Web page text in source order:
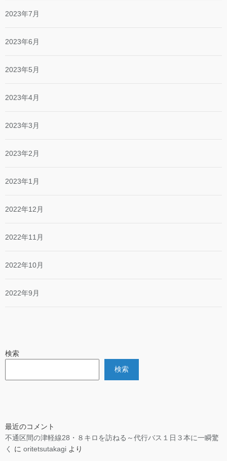
2023年7月
2023年6月
2023年5月
2023年4月
2023年3月
2023年2月
2023年1月
2022年12月
2022年11月
2022年10月
2022年9月
検索
検索
最近のコメント
不通区間の津軽線28・８キロを訪ねる～代行バス１日３本に一瞬驚
く
に oritetsutakagi より